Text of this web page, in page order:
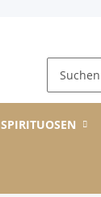
SPIRITUOSEN